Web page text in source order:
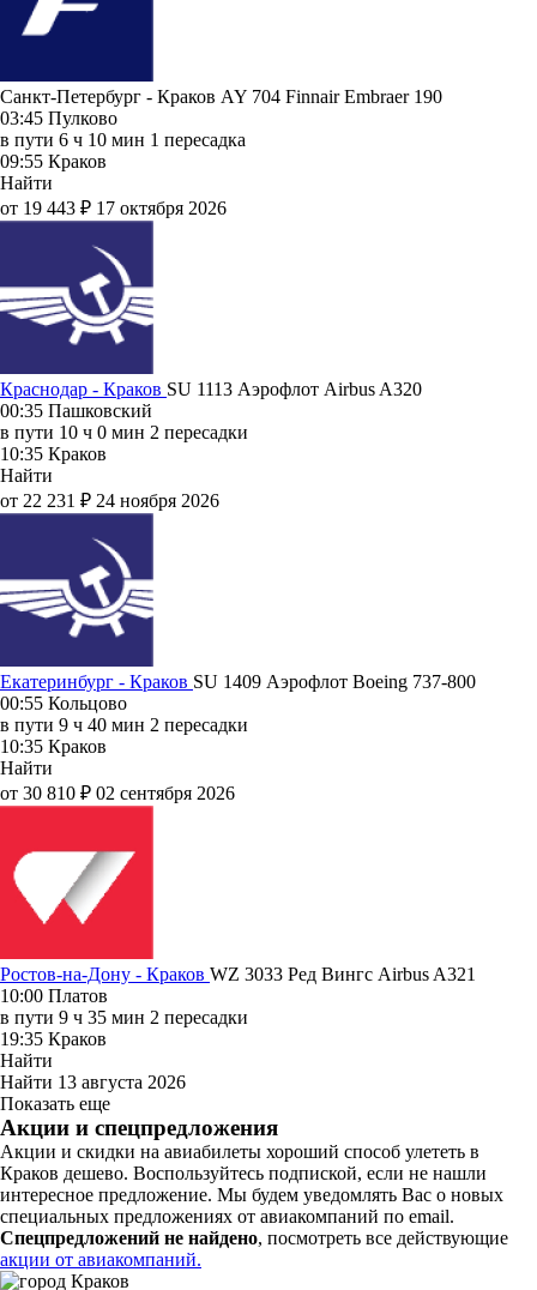
Санкт-Петербург - Краков AY 704 FinnairEmbraer 190
03:45 Пулково
в пути 6 ч 10 мин 1 пересадка
09:55 Краков
Найти
от 19 443 ₽ 17 октября 2026
Краснодар - Краков SU 1113 Аэрофлот Airbus A320
00:35 Пашковский
в пути 10 ч 0 мин 2 пересадки
10:35 Краков
Найти
от 22 231 ₽ 24 ноября 2026
Екатеринбург - Краков SU 1409 Аэрофлот Boeing 737-800
00:55 Кольцово
в пути 9 ч 40 мин 2 пересадки
10:35 Краков
Найти
от 30 810 ₽ 02 сентября 2026
Ростов-на-Дону - Краков WZ 3033 Ред Вингс Airbus A321
10:00 Платов
в пути 9 ч 35 мин 2 пересадки
19:35 Краков
Найти
Найти 13 августа 2026
Показать еще
Акции и спецпредложения
Акции и скидки на авиабилеты хороший способ улететь в
Краков дешево. Воспользуйтесь подпиской, если не нашли
интересное предложение. Мы будем уведомлять Вас о новых
специальных предложениях от авиакомпаний по email.
Спецпредложений не найдено, посмотреть все действующие
акции от авиакомпаний.